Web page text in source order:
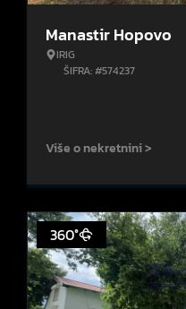
Manastir Hopovo
IRIG
ŠIFRA: #574237
Više o nekretnini >
360°